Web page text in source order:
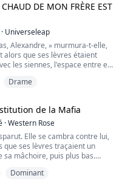
pour son comportement
DE MON FRÈRE EST
· Universeleap
Alexandre, » murmura-t-elle,
alors que ses lèvres étaient
les siennes, l'espace entre eux
t-il doucement, son souffle
pas ça, » murmura-t-il d'une
de presser ses lèvres contre l...
Drame
de la Mafia
·Western Rose
Elle se cambra contre lui,
que ses lèvres traçaient un
sa mâchoire, puis plus bas.
plus.
Dominant